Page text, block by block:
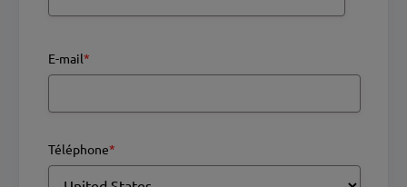
E-mail*
Téléphone*